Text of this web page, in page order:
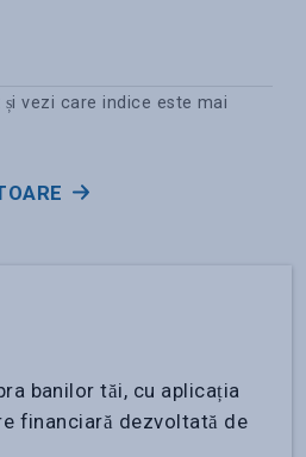
vezi care indice este mai
banilor tăi, cu aplicația
financiară dezvoltată de